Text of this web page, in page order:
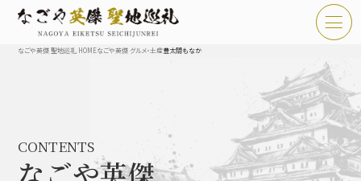
なごや英傑 聖地巡礼とは
なごや英傑 聖地巡礼 HOMEなごや英傑 グルメ・土産豊太閤もなか
CONTENTS